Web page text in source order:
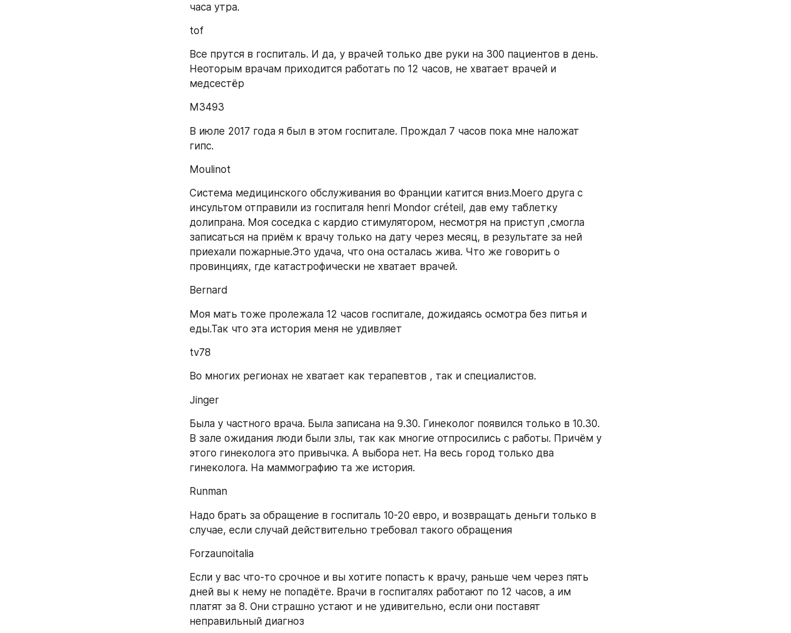
часа утра.
tof
Все прутся в госпиталь. И да, у врачей только две руки на 300 пациентов в день.
Неоторым врачам приходится работать по 12 часов, не хватает врачей и
медсестёр
M3493
В июле 2017 года я был в этом госпитале. Прождал 7 часов пока мне наложат
гипс.
Moulinot
Система медицинского обслуживания во Франции катится вниз.Моего друга с
инсультом отправили из госпиталя henri Mondor créteil, дав ему таблетку
долипрана. Моя соседка с кардио стимулятором, несмотря на приступ ,смогла
записаться на приём к врачу только на дату через месяц, в результате за ней
приехали пожарные.Это удача, что она осталась жива. Что же говорить о
провинциях, где катастрофически не хватает врачей.
Bernard
Моя мать тоже пролежала 12 часов госпитале, дожидаясь осмотра без питья и
еды.Так что эта история меня не удивляет
tv78
Во многих регионах не хватает как терапевтов , так и специалистов.
Jinger
Была у частного врача. Была записана на 9.30. Гинеколог появился только в 10.30.
В зале ожидания люди были злы, так как многие отпросились с работы. Причём у
этого гинеколога это привычка. А выбора нет. На весь город только два
гинеколога. На маммографию та же история.
Runman
Надо брать за обращение в госпиталь 10-20 евро, и возвращать деньги только в
случае, если случай действительно требовал такого обращения
Forzaunoitalia
Если у вас что-то срочное и вы хотите попасть к врачу, раньше чем через пять
дней вы к нему не попадёте. Врачи в госпиталях работают по 12 часов, а им
платят за 8. Они страшно устают и не удивительно, если они поставят
неправильный диагноз